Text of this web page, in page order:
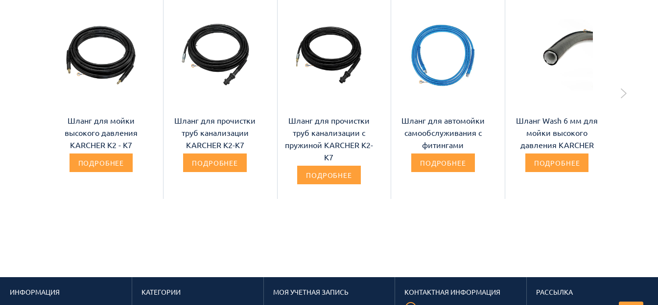
Шланг для мойки
высокого давления
KARCHER К2 - К7
ПОДРОБНЕЕ
Шланг для прочистки
труб канализации
KARCHER K2-K7
ПОДРОБНЕЕ
Шланг для прочистки
труб канализации с
пружиной KARCHER K2-
K7
ПОДРОБНЕЕ
Шланг для автомойки
самообслуживания с
фитингами
ПОДРОБНЕЕ
Шланг Wash 6 мм для
мойки высокого
давления KARCHER
ПОДРОБНЕЕ
ИНФОРМАЦИЯ КАТЕГОРИИ МОЯ УЧЕТНАЯ ЗАПИСЬ КОНТАКТНАЯ ИНФОРМАЦИЯ РАССЫЛКА